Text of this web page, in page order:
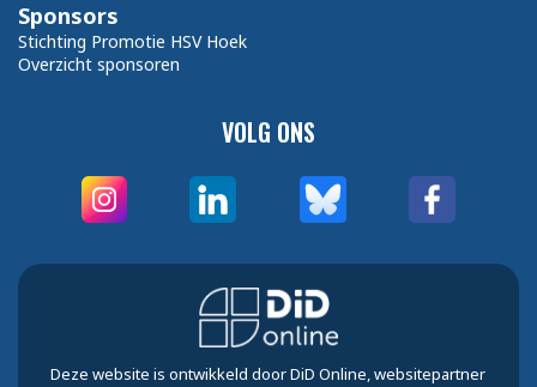
VOLG ONS
Sponsors
Stichting Promotie HSV Hoek
Overzicht sponsoren
Deze website is ontwikkeld door DiD Online, websitepartner